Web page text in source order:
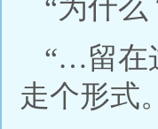
“为什么
“…留在
走个形式